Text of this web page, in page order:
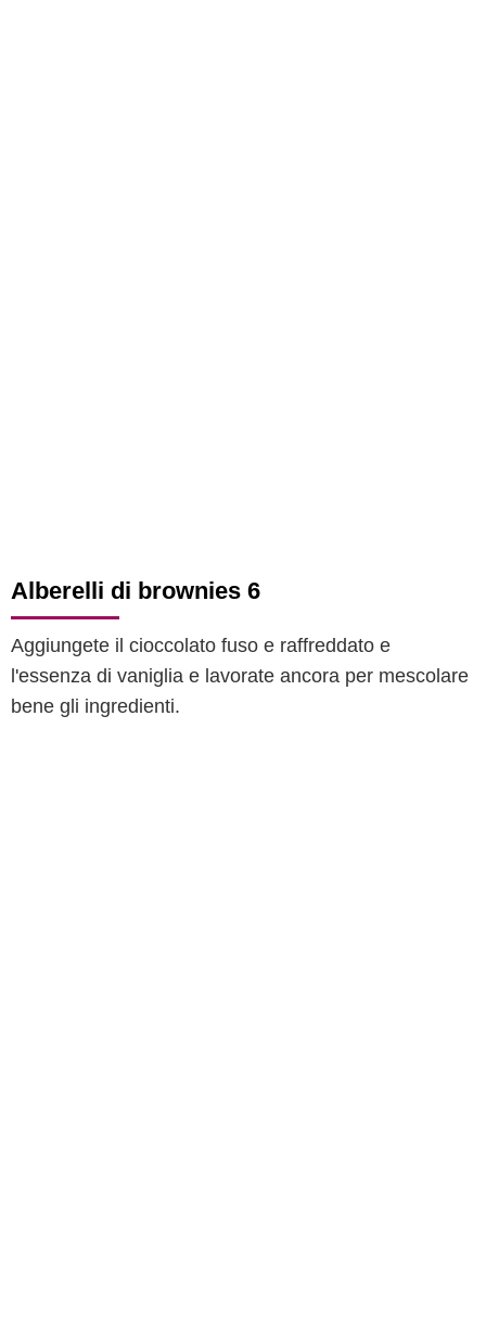
Alberelli di brownies 6
Aggiungete il cioccolato fuso e raffreddato e
l'essenza di vaniglia e lavorate ancora per mescolare
bene gli ingredienti.